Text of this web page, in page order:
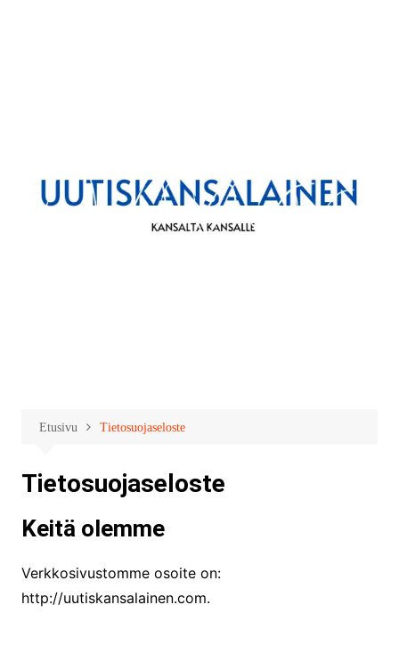
Etusivu Tietosuojaseloste
Tietosuojaseloste
Keitä olemme
Verkkosivustomme osoite on:
http://uutiskansalainen.com.